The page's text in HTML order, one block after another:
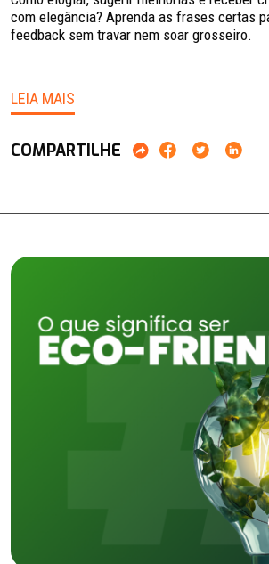
com elegância? Aprenda as frases certas
feedback sem travar nem soar grosseiro.
LEIA MAIS
COMPARTILHE